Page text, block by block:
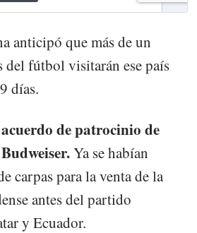
anticipó que más de un
fútbol visitarán ese país
días.
de patrocinio de
Ya se habían
carpas para la venta de la
antes del partido
y Ecuador.